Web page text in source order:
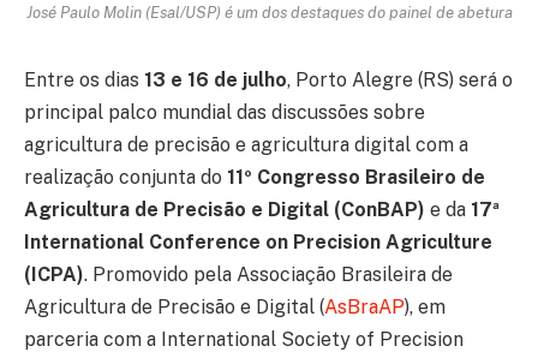
José Paulo Molin (Esal/USP) é um dos destaques do painel de abetura
Entre os dias 13 e 16 de julho, Porto Alegre (RS) será o
principal palco mundial das discussões sobre
agricultura de precisão e agricultura digital com a
realização conjunta do 11º Congresso Brasileiro de
Agricultura de Precisão e Digital (ConBAP) e da 17ª
International Conference on Precision Agriculture
(ICPA). Promovido pela Associação Brasileira de
Agricultura de Precisão e Digital (AsBraAP), em
parceria com a International Society of Precision